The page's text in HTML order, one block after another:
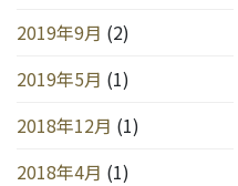
2019年9月 (2)
2019年5月 (1)
2018年12月 (1)
2018年4月 (1)